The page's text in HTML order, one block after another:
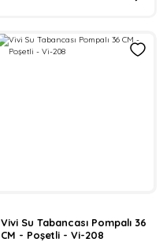
Vivi Su Tabancası Pompalı 36
CM - Poşetli - Vi-208